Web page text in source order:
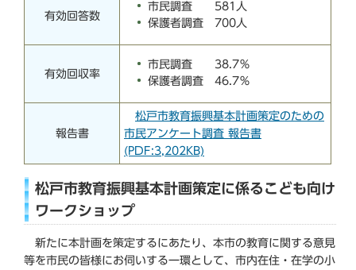
有効回答数
市民調査 581人
保護者調査 700人
有効回収率
市民調査 38.7％
保護者調査 46.7％
報告書
松戸市教育振興基本計画策定のための
市民アンケート調査 報告書
(PDF:3,202KB)
松戸市教育振興基本計画策定に係るこども向け
ワークショップ
新たに本計画を策定するにあたり、本市の教育に関する意見
等を市民の皆様にお伺いする一環として、市内在住・在学の小